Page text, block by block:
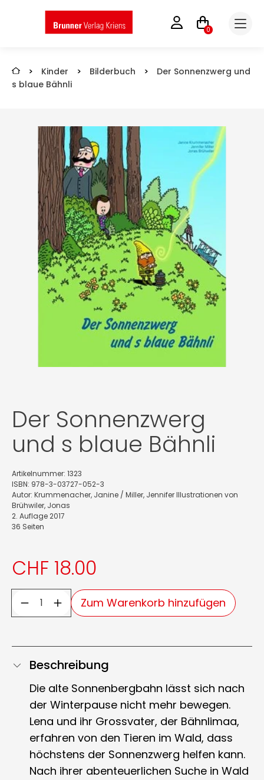
0
> Kinder > Bilderbuch >
Der Sonnenzwerg und
s blaue Bähnli
Der Sonnenzwerg
und s blaue Bähnli
Artikelnummer: 1323
ISBN: 978-3-03727-052-3
Autor: Krummenacher, Janine / Miller, Jennifer Illustrationen von
Brühwiler, Jonas
2. Auflage 2017
36 Seiten
CHF 18.00
Zum Warenkorb hinzufügen
Beschreibung
Die alte Sonnenbergbahn lässt sich nach
der Winterpause nicht mehr bewegen.
Lena und ihr Grossvater, der Bähnlimaa,
erfahren von den Tieren im Wald, dass
höchstens der Sonnenzwerg helfen kann.
Nach ihrer abenteuerlichen Suche in Wald